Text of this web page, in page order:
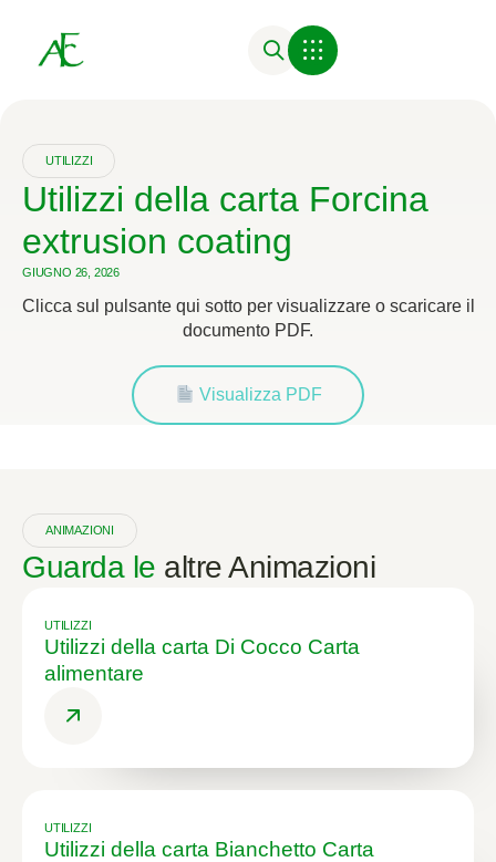
UTILIZZI
Utilizzi della carta Forcina
extrusion coating
GIUGNO 26, 2026
Clicca sul pulsante qui sotto per visualizzare o scaricare il
documento PDF.
Visualizza PDF
ANIMAZIONI
Guarda le altre Animazioni
UTILIZZI
Utilizzi della carta Di Cocco Carta
alimentare
UTILIZZI
Utilizzi della carta Bianchetto Carta